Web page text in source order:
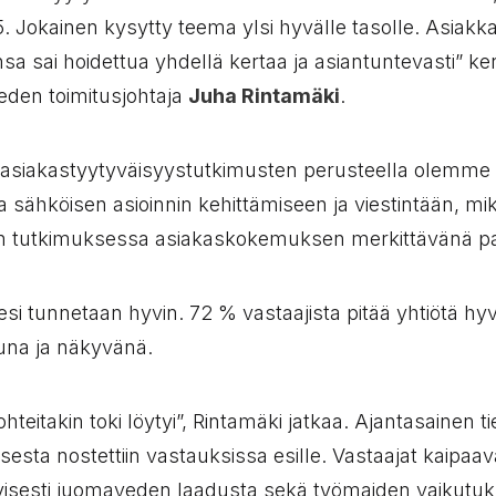
Jokainen kysytty teema ylsi hyvälle tasolle.
sai hoidettua yhdellä kertaa ja asiantuntevasti”
toimitusjohtaja Juha Rintamäki.
perusteella olemme
sähköisen asioinnin kehittämiseen ja viestintään,
tutkimuksessa asiakaskokemuksen merkittävänä
tunnetaan hyvin. 72 % vastaajista pitää yhtiötä
ja näkyvänä.
toki löytyi”, Rintamäki jatkaa. Ajantasainen
nostettiin vastauksissa esille. Vastaajat
juomaveden laadusta sekä työmaiden